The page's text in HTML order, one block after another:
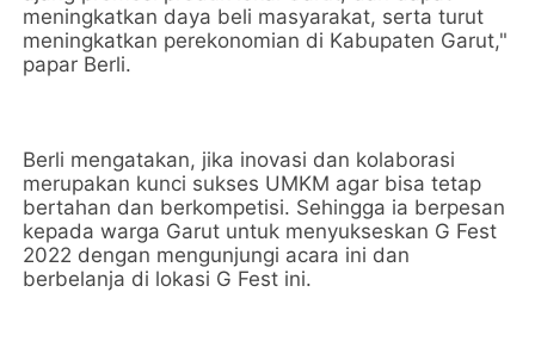
meningkatkan daya beli masyarakat, serta turut
meningkatkan perekonomian di Kabupaten Garut,"
papar Berli.
Berli mengatakan, jika inovasi dan kolaborasi
merupakan kunci sukses UMKM agar bisa tetap
bertahan dan berkompetisi. Sehingga ia berpesan
kepada warga Garut untuk menyukseskan G Fest
2022 dengan mengunjungi acara ini dan
berbelanja di lokasi G Fest ini.